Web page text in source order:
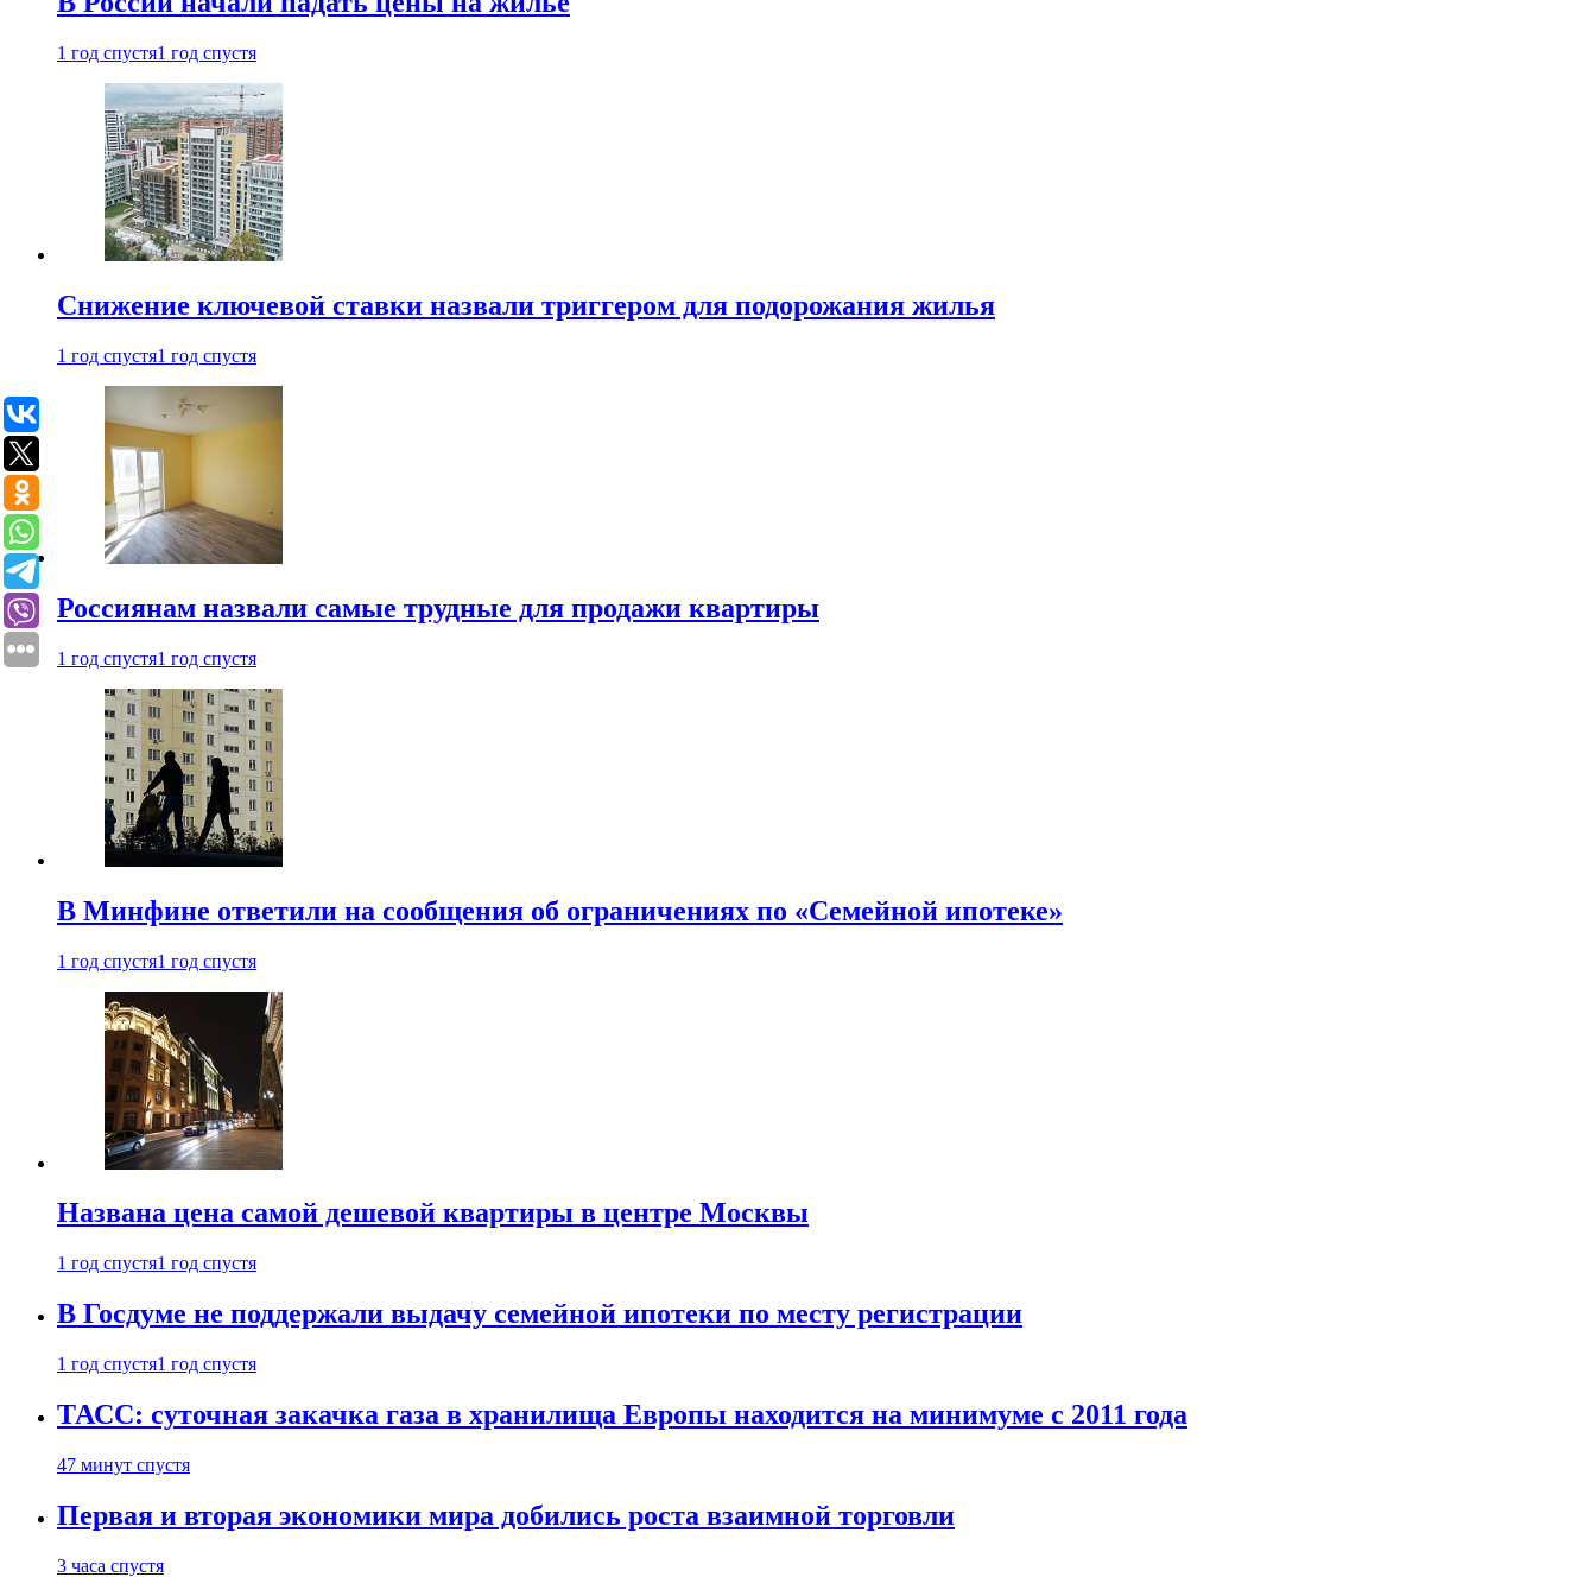
1 год спустя1 год спустя
Снижение ключевой ставки назвали триггером для подорожания жилья
1 год спустя1 год спустя
Россиянам назвали самые трудные для продажи квартиры
1 год спустя1 год спустя
В Минфине ответили на сообщения об ограничениях по «Семейной ипотеке»
1 год спустя1 год спустя
Названа цена самой дешевой квартиры в центре Москвы
1 год спустя1 год спустя
В Госдуме не поддержали выдачу семейной ипотеки по месту регистрации
1 год спустя1 год спустя
ТАСС: суточная закачка газа в хранилища Европы находится на минимуме с 2011 года
47 минут спустя
Первая и вторая экономики мира добились роста взаимной торговли
3 часа спустя